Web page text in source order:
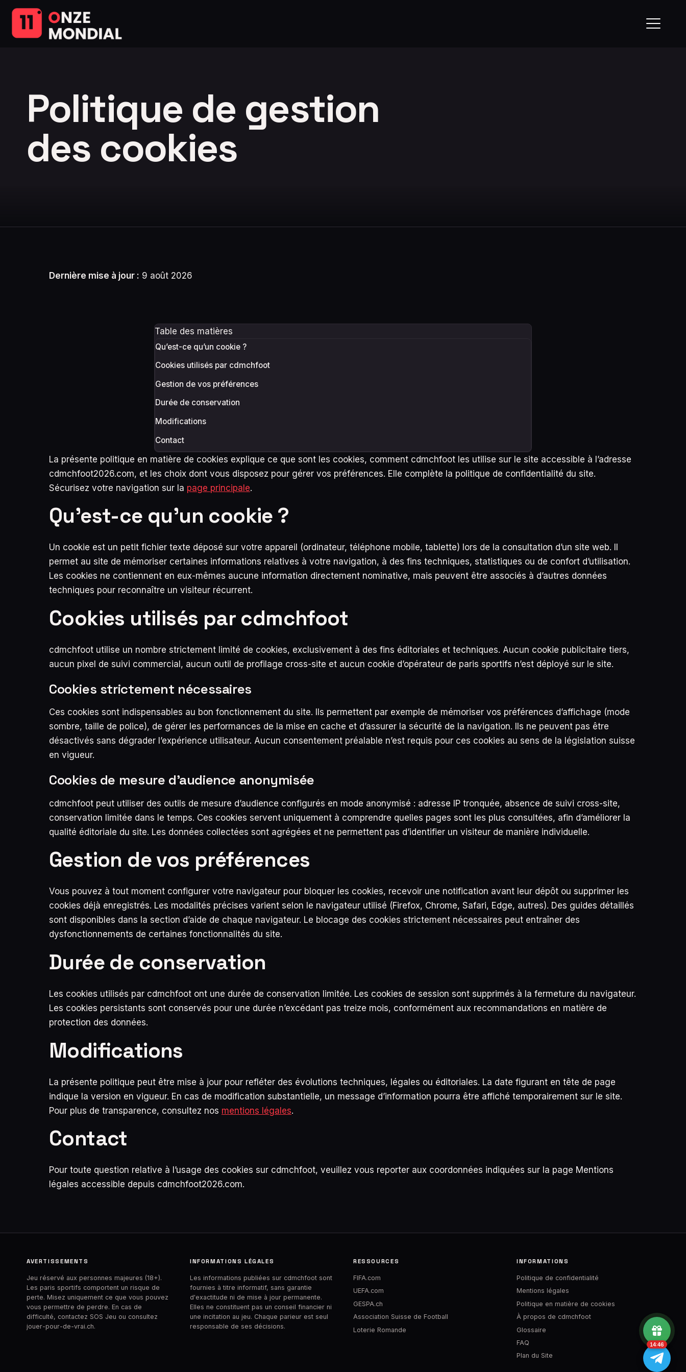
Politique de gestion
des cookies
Dernière mise à jour : 9 août 2026
Table des matières
Qu’est-ce qu’un cookie ?
Cookies utilisés par cdmchfoot
Gestion de vos préférences
Durée de conservation
Modifications
Contact
La présente politique en matière de cookies explique ce que sont les cookies, comment cdmchfoot les utilise sur le site accessible à l’adresse
cdmchfoot2026.com, et les choix dont vous disposez pour gérer vos préférences. Elle complète la politique de confidentialité du site.
Sécurisez votre navigation sur la page principale.
Qu’est-ce qu’un cookie ?
Un cookie est un petit fichier texte déposé sur votre appareil (ordinateur, téléphone mobile, tablette) lors de la consultation d’un site web. Il
permet au site de mémoriser certaines informations relatives à votre navigation, à des fins techniques, statistiques ou de confort d’utilisation.
Les cookies ne contiennent en eux-mêmes aucune information directement nominative, mais peuvent être associés à d’autres données
techniques pour reconnaître un visiteur récurrent.
Cookies utilisés par cdmchfoot
cdmchfoot utilise un nombre strictement limité de cookies, exclusivement à des fins éditoriales et techniques. Aucun cookie publicitaire tiers,
aucun pixel de suivi commercial, aucun outil de profilage cross-site et aucun cookie d’opérateur de paris sportifs n’est déployé sur le site.
Cookies strictement nécessaires
Ces cookies sont indispensables au bon fonctionnement du site. Ils permettent par exemple de mémoriser vos préférences d’affichage (mode
sombre, taille de police), de gérer les performances de la mise en cache et d’assurer la sécurité de la navigation. Ils ne peuvent pas être
désactivés sans dégrader l’expérience utilisateur. Aucun consentement préalable n’est requis pour ces cookies au sens de la législation suisse
en vigueur.
Cookies de mesure d’audience anonymisée
cdmchfoot peut utiliser des outils de mesure d’audience configurés en mode anonymisé : adresse IP tronquée, absence de suivi cross-site,
conservation limitée dans le temps. Ces cookies servent uniquement à comprendre quelles pages sont les plus consultées, afin d’améliorer la
qualité éditoriale du site. Les données collectées sont agrégées et ne permettent pas d’identifier un visiteur de manière individuelle.
Gestion de vos préférences
Vous pouvez à tout moment configurer votre navigateur pour bloquer les cookies, recevoir une notification avant leur dépôt ou supprimer les
cookies déjà enregistrés. Les modalités précises varient selon le navigateur utilisé (Firefox, Chrome, Safari, Edge, autres). Des guides détaillés
sont disponibles dans la section d’aide de chaque navigateur. Le blocage des cookies strictement nécessaires peut entraîner des
dysfonctionnements de certaines fonctionnalités du site.
Durée de conservation
Les cookies utilisés par cdmchfoot ont une durée de conservation limitée. Les cookies de session sont supprimés à la fermeture du navigateur.
Les cookies persistants sont conservés pour une durée n’excédant pas treize mois, conformément aux recommandations en matière de
protection des données.
Modifications
La présente politique peut être mise à jour pour refléter des évolutions techniques, légales ou éditoriales. La date figurant en tête de page
indique la version en vigueur. En cas de modification substantielle, un message d’information pourra être affiché temporairement sur le site.
Pour plus de transparence, consultez nos mentions légales.
Contact
Pour toute question relative à l’usage des cookies sur cdmchfoot, veuillez vous reporter aux coordonnées indiquées sur la page Mentions
légales accessible depuis cdmchfoot2026.com.
AVERTISSEMENTS
Jeu réservé aux personnes majeures (18+).
Les paris sportifs comportent un risque de
perte. Misez uniquement ce que vous pouvez
vous permettre de perdre. En cas de
difficulté, contactez SOS Jeu ou consultez
jouer-pour-de-vrai.ch.
INFORMATIONS LÉGALES
Les informations publiées sur cdmchfoot sont
fournies à titre informatif, sans garantie
d'exactitude ni de mise à jour permanente.
Elles ne constituent pas un conseil financier ni
une incitation au jeu. Chaque parieur est seul
responsable de ses décisions.
RESSOURCES
FIFA.com
UEFA.com
GESPA.ch
Association Suisse de Football
Loterie Romande
INFORMATIONS
Politique de confidentialité
Mentions légales
Politique en matière de cookies
À propos de cdmchfoot
Glossaire
FAQ
Plan du Site
14:46